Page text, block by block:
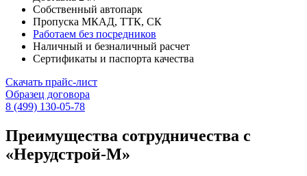
Собственный автопарк
Пропуска МКАД, ТТК, СК
Работаем без посредников
Наличный и безналичный расчет
Сертификаты и паспорта качества
Скачать прайс-лист
Образец договора
8 (499) 130-05-78
Преимущества сотрудничества с
«Нерудстрой-М»